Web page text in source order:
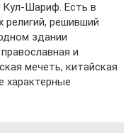
Кул-Шариф. Есть в
религий, решивший
здании
и
мечеть, китайская
характерные